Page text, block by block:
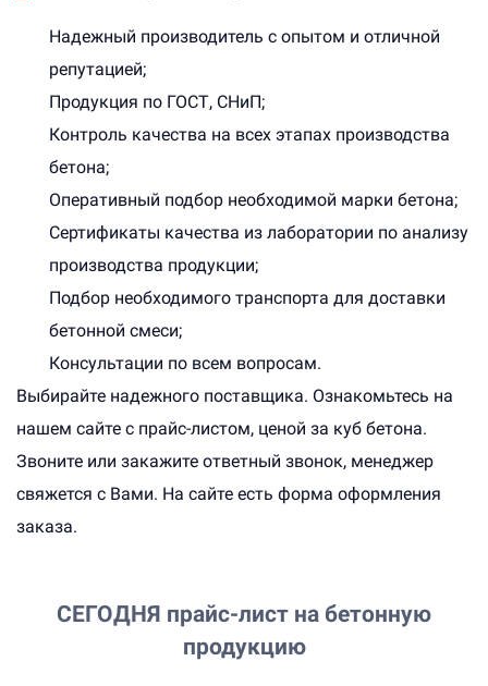
Надежный производитель с опытом и отличной
репутацией;
Продукция по ГОСТ, СНиП;
Контроль качества на всех этапах производства
бетона;
Оперативный подбор необходимой марки бетона;
Сертификаты качества из лаборатории по анализу
производства продукции;
Подбор необходимого транспорта для доставки
бетонной смеси;
Консультации по всем вопросам.
Выбирайте надежного поставщика. Ознакомьтесь на
нашем сайте с прайс-листом, ценой за куб бетона.
Звоните или закажите ответный звонок, менеджер
свяжется с Вами. На сайте есть форма оформления
заказа.
СЕГОДНЯ прайс-лист на бетонную
продукцию